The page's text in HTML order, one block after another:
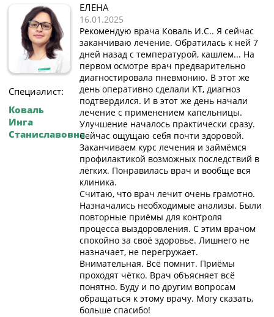
Специалист:
Коваль
Инга
Станиславовна
ЕЛЕНА
16.01.2025
Рекомендую врача Коваль И.С.. Я сейчас
заканчиваю лечение. Обратилась к ней 7
дней назад с температурой, кашлем... На
первом осмотре врач предварительно
диагностировала пневмонию. В этот же
день оперативно сделали КТ, диагноз
подтвердился. И в этот же день начали
лечение с применением капельницы.
Улучшение началось практически сразу.
Сейчас ощущаю себя почти здоровой.
Заканчиваем курс лечения и займёмся
профилактикой возможных последствий в
лёгких. Понравилась врач и вообще вся
клиника.
Считаю, что врач лечит очень грамотно.
Назначались необходимые анализы. Были
повторные приёмы для контроля
процесса выздоровления. С этим врачом
спокойно за своё здоровье. Лишнего не
назначает, не перегружает.
Внимательная. Всё помнит. Приёмы
проходят чётко. Врач объясняет всё
понятно. Буду и по другим вопросам
обращаться к этому врачу. Могу сказать,
больше спасибо!